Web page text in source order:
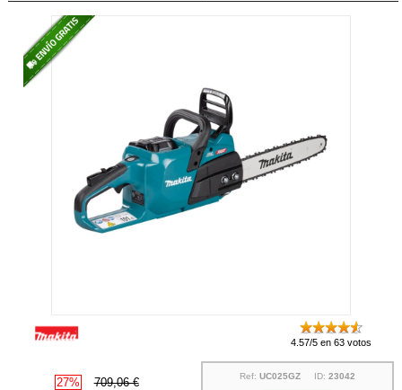
4.57/5 en 63 votos
27% 709,06 € Ref: UC025GZID: 23042